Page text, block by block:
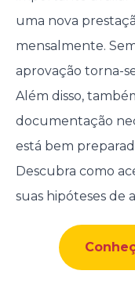
uma nova
mensalmente.
aprovação torna-
Além disso,
documentação
está bem
Descubra como
suas hipóteses de